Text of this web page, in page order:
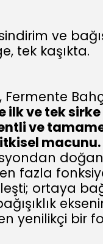
ve
tek kaşıkta.
Fermente
ilk ve tek sirke
ve
macunu.
doğan
fazla
ortaya
yenilikçi bir